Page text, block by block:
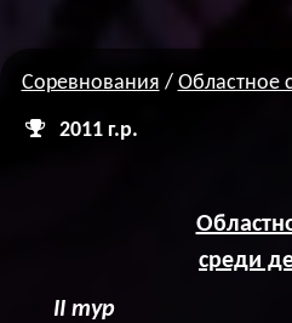
Соревнования / Областное
2011 г.р.
среди
II тур г.